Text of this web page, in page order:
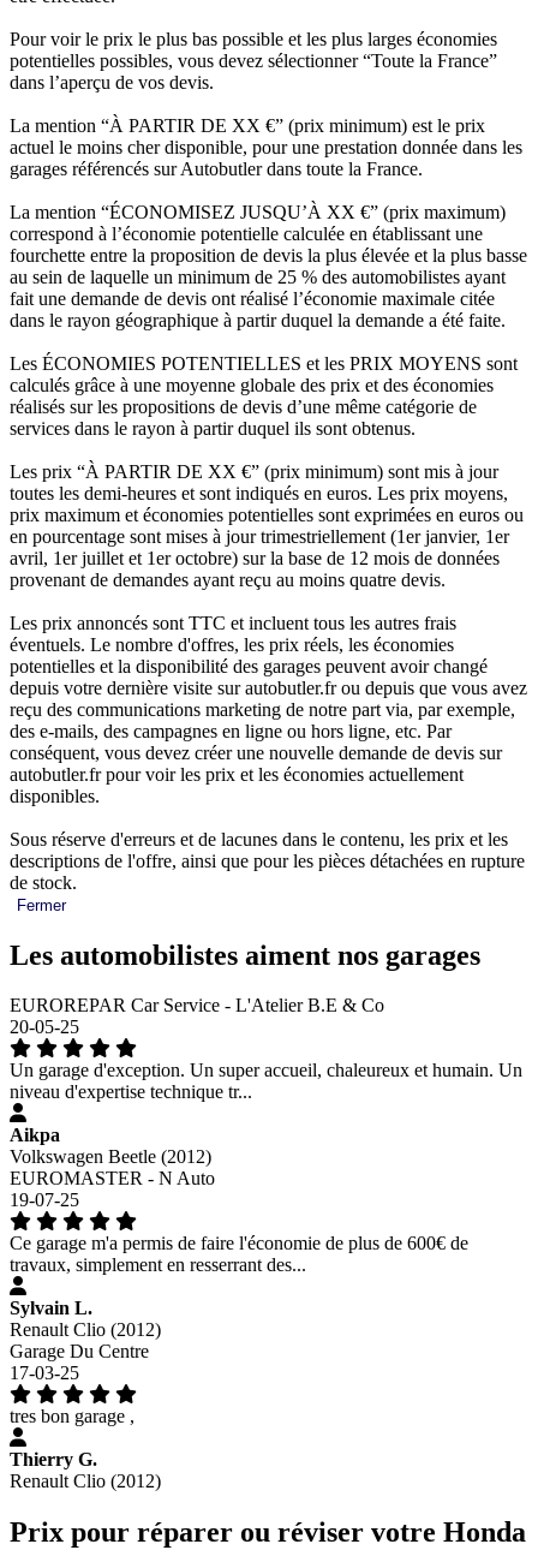
Pour voir le prix le plus bas possible et les plus larges économies
potentielles possibles, vous devez sélectionner “Toute la France”
dans l’aperçu de vos devis.
La mention “À PARTIR DE XX €” (prix minimum) est le prix
actuel le moins cher disponible, pour une prestation donnée dans les
garages référencés sur Autobutler dans toute la France.
La mention “ÉCONOMISEZ JUSQU’À XX €” (prix maximum)
correspond à l’économie potentielle calculée en établissant une
fourchette entre la proposition de devis la plus élevée et la plus basse
au sein de laquelle un minimum de 25 % des automobilistes ayant
fait une demande de devis ont réalisé l’économie maximale citée
dans le rayon géographique à partir duquel la demande a été faite.
Les ÉCONOMIES POTENTIELLES et les PRIX MOYENS sont
calculés grâce à une moyenne globale des prix et des économies
réalisés sur les propositions de devis d’une même catégorie de
services dans le rayon à partir duquel ils sont obtenus.
Les prix “À PARTIR DE XX €” (prix minimum) sont mis à jour
toutes les demi-heures et sont indiqués en euros. Les prix moyens,
prix maximum et économies potentielles sont exprimées en euros ou
en pourcentage sont mises à jour trimestriellement (1er janvier, 1er
avril, 1er juillet et 1er octobre) sur la base de 12 mois de données
provenant de demandes ayant reçu au moins quatre devis.
Les prix annoncés sont TTC et incluent tous les autres frais
éventuels. Le nombre d'offres, les prix réels, les économies
potentielles et la disponibilité des garages peuvent avoir changé
depuis votre dernière visite sur autobutler.fr ou depuis que vous avez
reçu des communications marketing de notre part via, par exemple,
des e-mails, des campagnes en ligne ou hors ligne, etc. Par
conséquent, vous devez créer une nouvelle demande de devis sur
autobutler.fr pour voir les prix et les économies actuellement
disponibles.
Sous réserve d'erreurs et de lacunes dans le contenu, les prix et les
descriptions de l'offre, ainsi que pour les pièces détachées en rupture
de stock.
Fermer
Les automobilistes aiment nos garages
EUROREPAR Car Service - L'Atelier B.E & Co
20-05-25
Un garage d'exception. Un super accueil, chaleureux et humain. Un
niveau d'expertise technique tr...
Aikpa
Volkswagen Beetle (2012)
EUROMASTER - N Auto
19-07-25
Ce garage m'a permis de faire l'économie de plus de 600€ de
travaux, simplement en resserrant des...
Sylvain L.
Renault Clio (2012)
Garage Du Centre
17-03-25
tres bon garage ,
Thierry G.
Renault Clio (2012)
Prix pour réparer ou réviser votre Honda